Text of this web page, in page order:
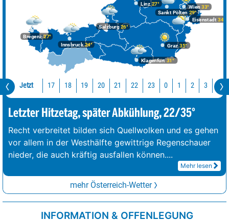
Bregenz27°
Graz35°
Innsbruck24°
Klagenfurt 31°
Linz27°
Salzburg26°
Wien 33°
Eisenstadt 34°
Sankt Pölten 29°
Jetzt 17 18 19 20 21 22 23 0 1 2 3 4
Letzter Hitzetag, später Abkühlung, 22/35°
Recht verbreitet bilden sich Quellwolken und es gehen
vor allem in der Westhälfte gewittrige Regenschauer
nieder, die auch kräftig ausfallen können....
Mehr lesen
mehr Österreich-Wetter
INFORMATION & OFFENLEGUNG